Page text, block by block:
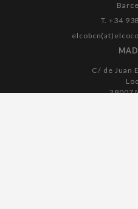
T. +34
C/ de Juan
28007